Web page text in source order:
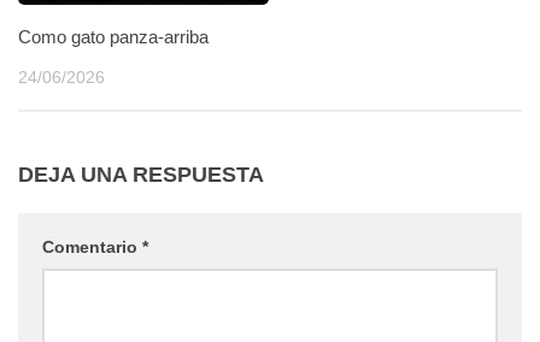
Como gato panza-arriba
24/06/2026
DEJA UNA RESPUESTA
Comentario *